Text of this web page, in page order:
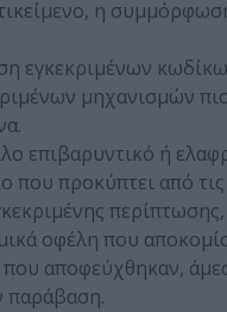
η
εγκεκριμένων
μηχανισμών
επιβαρυντικό ή
που προκύπτει από
οφέλη που
αποφεύχθηκαν,
παράβαση.